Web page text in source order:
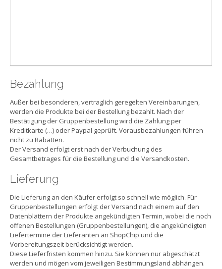
Bezahlung
Außer bei besonderen, vertraglich geregelten Vereinbarungen,
werden die Produkte bei der Bestellung bezahlt. Nach der
Bestätigung der Gruppenbestellung wird die Zahlung per
Kreditkarte (…) oder Paypal geprüft. Vorausbezahlungen führen
nicht zu Rabatten.
Der Versand erfolgt erst nach der Verbuchung des
Gesamtbetrages für die Bestellung und die Versandkosten.
Lieferung
Die Lieferung an den Käufer erfolgt so schnell wie möglich. Für
Gruppenbestellungen erfolgt der Versand nach einem auf den
Datenblättern der Produkte angekündigten Termin, wobei die noch
offenen Bestellungen (Gruppenbestellungen), die angekündigten
Liefertermine der Lieferanten an ShopChip und die
Vorbereitungszeit berücksichtigt werden.
Diese Lieferfristen kommen hinzu. Sie können nur abgeschätzt
werden und mögen vom jeweiligen Bestimmungsland abhängen.